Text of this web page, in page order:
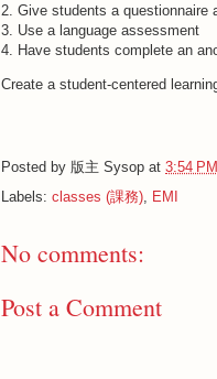
2. Give students a questionnaire
3. Use a language assessment
4. Have students complete an
Create a student-centered
Posted by 版主 Sysop at 3:54 PM
Labels: classes (課務), EMI
No comments:
Post a Comment